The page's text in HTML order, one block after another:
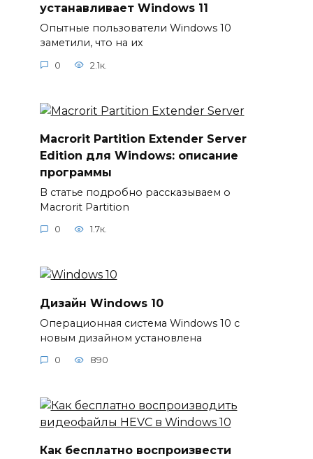
устанавливает Windows 11
Опытные пользователи Windows 10
заметили, что на их
0 2.1к.
Macrorit Partition Extender Server
Edition для Windows: описание
программы
В статье подробно рассказываем о
Macrorit Partition
0 1.7к.
Дизайн Windows 10
Операционная система Windows 10 с
новым дизайном установлена
0 890
Как бесплатно воспроизвести